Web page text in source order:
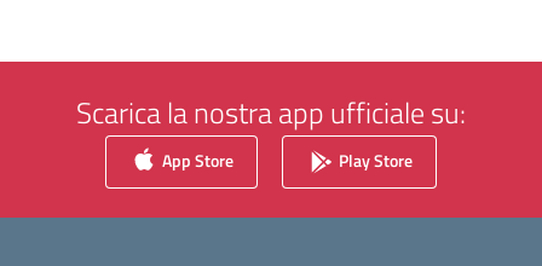
Scarica la nostra app ufficiale su:
App Store Play Store